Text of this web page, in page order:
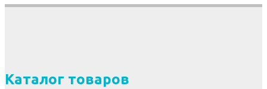
Каталог товаров